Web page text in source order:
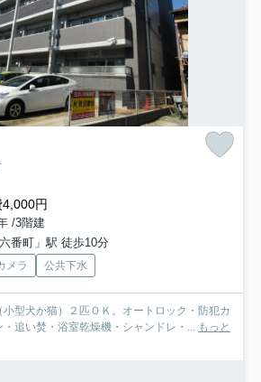
円
/3階建
番町」駅 徒歩10分
メラ 公共下水
型犬か猫）２匹ＯＫ。オートロック・防犯カ
追い焚・浴室乾燥機・シャンドレ・... もっと